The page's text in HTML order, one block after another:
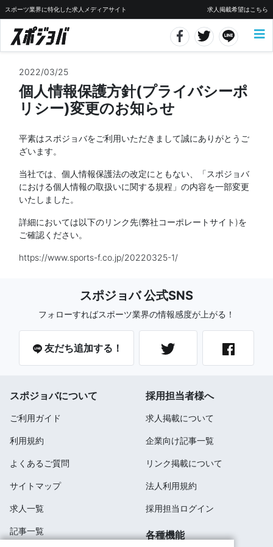
スポーツ業界に特化した求人メディアサイト 求人掲載希望はこちら
2022/03/25
個人情報保護方針(プライバシーポ
リシー)変更のお知らせ
平素はスポジョバをご利用いただきまして誠にありがとうご
ざいます。
当社では、個人情報保護法の改定にともない、「スポジョバ
における個人情報の取扱いに関する規程」の内容を一部変更
いたしました。
詳細においては以下のリンク先(弊社コーポレートサイト)を
ご確認ください。
https://www.sports-f.co.jp/20220325-1/
スポジョバ 公式SNS
フォローすればスポーツ業界の情報感度が上がる！
友だち追加する！
スポジョバについて
ご利用ガイド
利用規約
よくあるご質問
サイトマップ
求人一覧
記事一覧
採用担当者様へ
求人掲載について
企業向け記事一覧
リンク掲載について
法人利用規約
採用担当ログイン
各種機能